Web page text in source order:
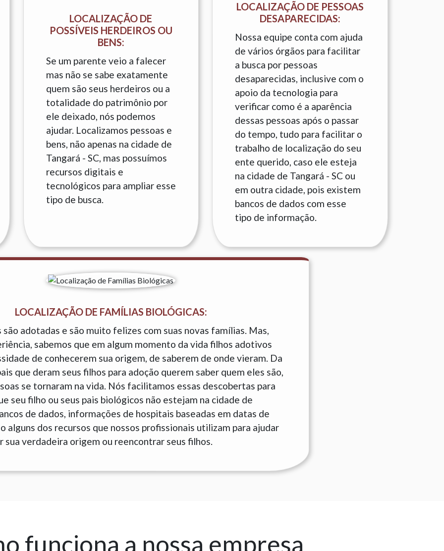
LOCALIZAÇÃO DE
POSSÍVEIS HERDEIROS OU
BENS:
Se um parente veio a falecer
mas não se sabe exatamente
quem são seus herdeiros ou a
totalidade do patrimônio por
ele deixado, nós podemos
ajudar. Localizamos pessoas e
bens, não apenas na cidade de
Tangará - SC, mas possuímos
recursos digitais e
tecnológicos para ampliar esse
tipo de busca.
LOCALIZAÇÃO DE PESSOAS
DESAPARECIDAS:
Nossa equipe conta com ajuda
de vários órgãos para facilitar
a busca por pessoas
desaparecidas, inclusive com o
apoio da tecnologia para
verificar como é a aparência
dessas pessoas após o passar
do tempo, tudo para facilitar o
trabalho de localização do seu
ente querido, caso ele esteja
na cidade de Tangará - SC ou
em outra cidade, pois existem
bancos de dados com esse
tipo de informação.
LOCALIZAÇÃO DE FAMÍLIAS BIOLÓGICAS:
adotadas e são muito felizes com suas novas famílias. Mas,
sabemos que em algum momento da vida filhos adotivos
de conhecerem sua origem, de saberem de onde vieram. Da
que deram seus filhos para adoção querem saber quem eles são,
se tornaram na vida. Nós facilitamos essas descobertas para
seu filho ou seus pais biológicos não estejam na cidade de
de dados, informações de hospitais baseadas em datas de
alguns dos recursos que nossos profissionais utilizam para ajudar
sua verdadeira origem ou reencontrar seus filhos.
funciona a nossa empresa